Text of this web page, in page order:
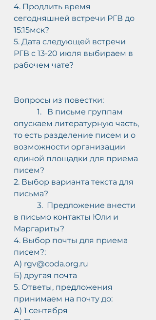
4. Продлить время
сегодняшней встречи РГВ до
15:15мск?
5. Дата следующей встречи
РГВ с 13-20 июля выбираем в
рабочем чате?
Вопросы из повестки:
опускаем литературную часть,
то есть разделение писем и о
возможности организации
единой площадки для приема
писем?
2. Выбор варианта текста для
письма?
в письмо контакты Юли и
Маргариты?
4. Выбор почты для приема
писем?:
А) rgv@coda.org.ru
Б) другая почта
5. Ответы, предложения
принимаем на почту до:
А) 1 сентября